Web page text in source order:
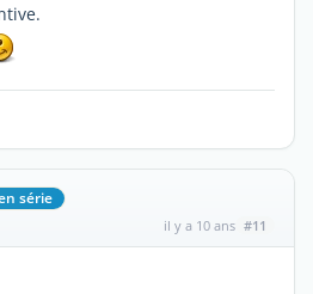
série
il y a 10 ans #11